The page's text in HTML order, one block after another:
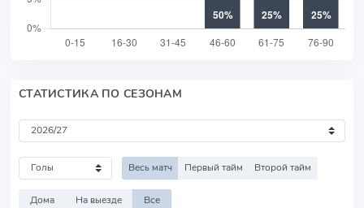
СТАТИСТИКА ПО СЕЗОНАМ
Весь матч Первый тайм Второй тайм
Дома На выезде Все